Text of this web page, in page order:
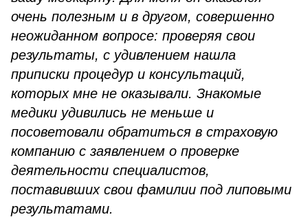
очень полезным и в другом, совершенно
неожиданном вопросе: проверяя свои
результаты, с удивлением нашла
приписки процедур и консультаций,
которых мне не оказывали. Знакомые
медики удивились не меньше и
посоветовали обратиться в страховую
компанию с заявлением о проверке
деятельности специалистов,
поставивших свои фамилии под липовыми
результатами.